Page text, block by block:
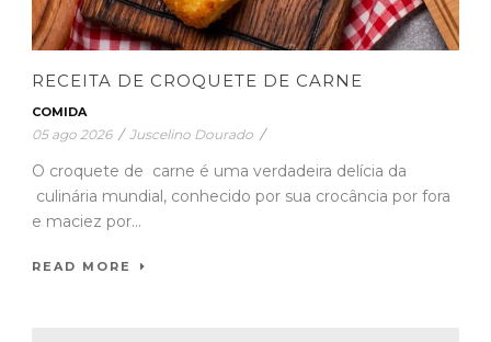
RECEITA DE CROQUETE DE CARNE
COMIDA
05 ago 2026 / Juscelino Dourado /
O croquete de carne é uma verdadeira delícia da
culinária mundial, conhecido por sua crocância por fora
e maciez por...
READ MORE